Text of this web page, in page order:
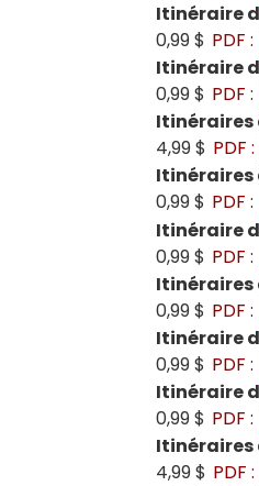
Itinéraire
0,99 $ PDF :
Itinéraire
0,99 $ PDF :
Itinéraires
4,99 $ PDF :
Itinéraires
0,99 $ PDF :
Itinéraire
0,99 $ PDF :
Itinéraires
0,99 $ PDF :
Itinéraire
0,99 $ PDF :
Itinéraire
0,99 $ PDF :
Itinéraires
4,99 $ PDF :